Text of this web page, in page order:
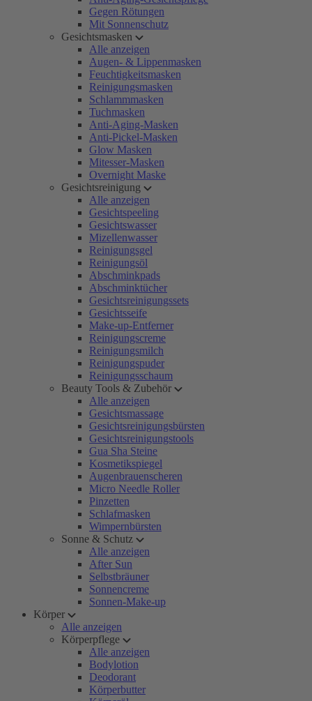
Gegen Rötungen
Mit Sonnenschutz
Gesichtsmasken
Alle anzeigen
Augen- & Lippenmasken
Feuchtigkeitsmasken
Reinigungsmasken
Schlammmasken
Tuchmasken
Anti-Aging-Masken
Anti-Pickel-Masken
Glow Masken
Mitesser-Masken
Overnight Maske
Gesichtsreinigung
Alle anzeigen
Gesichtspeeling
Gesichtswasser
Mizellenwasser
Reinigungsgel
Reinigungsöl
Abschminkpads
Abschminktücher
Gesichtsreinigungssets
Gesichtsseife
Make-up-Entferner
Reinigungscreme
Reinigungsmilch
Reinigungspuder
Reinigungsschaum
Beauty Tools & Zubehör
Alle anzeigen
Gesichtsmassage
Gesichtsreinigungsbürsten
Gesichtsreinigungstools
Gua Sha Steine
Kosmetikspiegel
Augenbrauenscheren
Micro Needle Roller
Pinzetten
Schlafmasken
Wimpernbürsten
Sonne & Schutz
Alle anzeigen
After Sun
Selbstbräuner
Sonnencreme
Sonnen-Make-up
Körper
Alle anzeigen
Körperpflege
Alle anzeigen
Bodylotion
Deodorant
Körperbutter